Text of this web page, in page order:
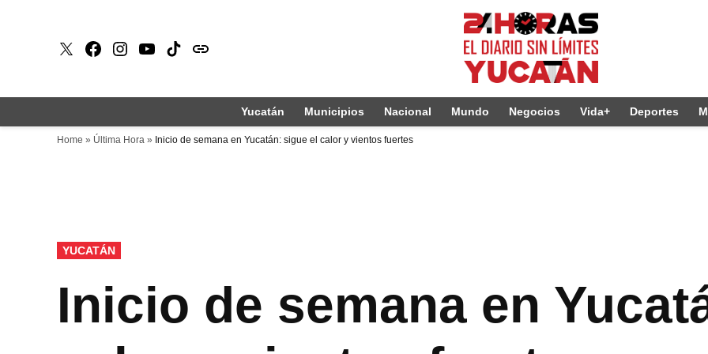
X Faceboook
Instagram
Youtube
Tiktokissuu
Yucatán Municipios Nacional Mundo Negocios Vida+ Deportes
Home » Última Hora » Inicio de semana en Yucatán: sigue el calor y vientos fuertes
PUBLICADO
EN
YUCATÁN
Inicio de semana en